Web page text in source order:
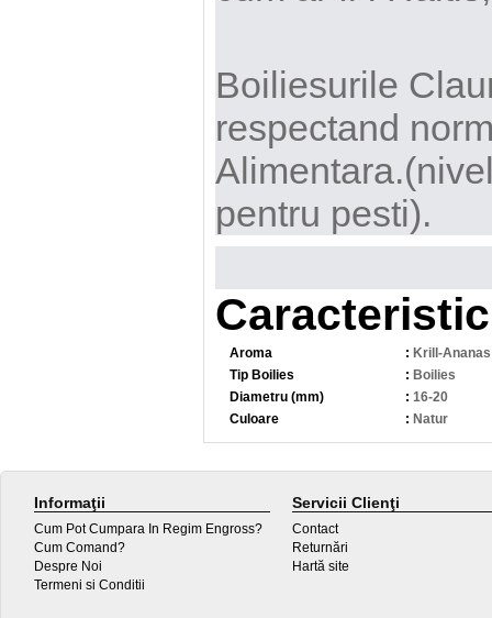
Boiliesurile
respectand
pentru pesti).
Aroma : Krill-Ananas
Tip Boilies
: Boilies
Diametru (mm)
: 16-20
Culoare
: Natur
Informaţii
Cum Pot Cumpara In Regim Engross?
Cum Comand?
Despre Noi
Termeni si Conditii
Servicii Clienţi
Contact
Returnări
Hartă site